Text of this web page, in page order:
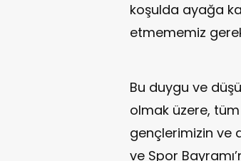
koşulda ayağa
etmememiz
Bu duygu ve
olmak üzere,
gençlerimizin ve
ve Spor